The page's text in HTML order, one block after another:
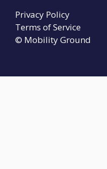
© Mobility Ground
Privacy Policy
Terms of Service